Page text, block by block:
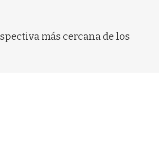
más cercana de los